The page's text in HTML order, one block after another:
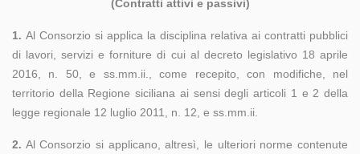
(Contratti attivi e passivi)
1. Al Consorzio si applica la disciplina relativa ai contratti pubblici
di lavori, servizi e forniture di cui al decreto legislativo 18 aprile
2016, n. 50, e ss.mm.ii., come recepito, con modifiche, nel
territorio della Regione siciliana ai sensi degli articoli 1 e 2 della
legge regionale 12 luglio 2011, n. 12, e ss.mm.ii.
2. Al Consorzio si applicano, altresì, le ulteriori norme contenute